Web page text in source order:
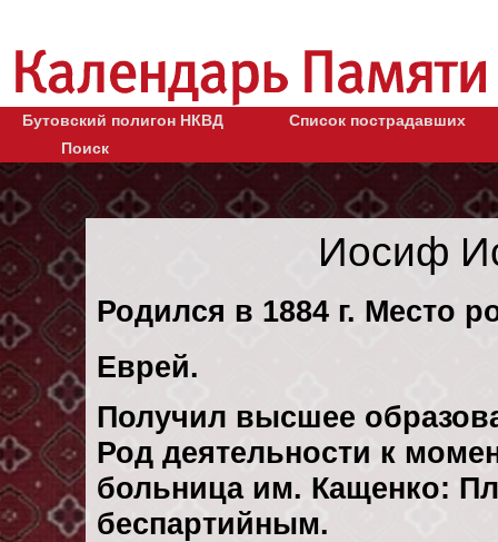
Бутовский полигон НКВД
Список пострадавших
Поиск
Иосиф
Родился в 1884 г. Место
Еврей.
Получил высшее
Род деятельности к
больница им. Кащенко:
беспартийным.